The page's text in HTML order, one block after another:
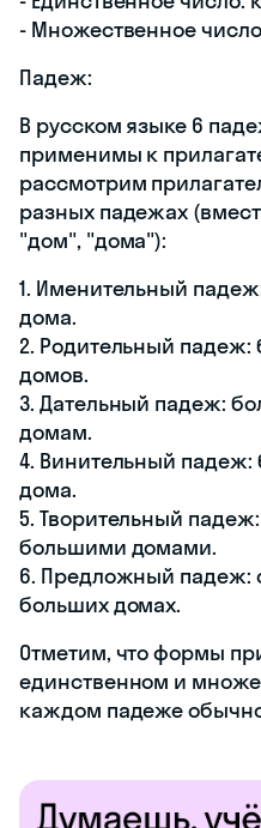
- Множественное
Падеж:
В русском языке 6
применимы к
рассмотрим
разных падежах
"дом", "дома"):
1. Именительный
дома.
2. Родительный
домов.
3. Дательный падеж:
домам.
4. Винительный
дома.
5. Творительный
большими домами.
6. Предложный падеж:
больших домах.
Отметим, что формы
единственном и
каждом падеже